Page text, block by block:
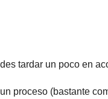
tardar un poco en
proceso (bastante